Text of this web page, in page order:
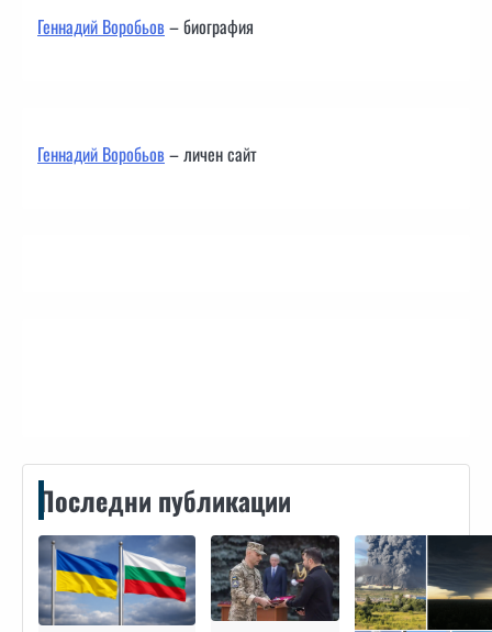
Геннадий Воробьов– биография
Геннадий Воробьов– личен сайт
Последни публикации